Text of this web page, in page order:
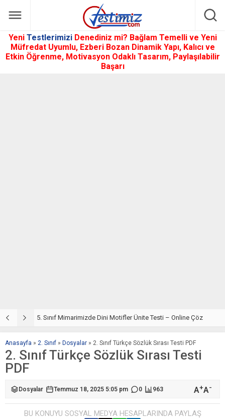
Yeni Testlerimizi Denediniz mi? Bağlam Temelli ve Yeni
Müfredat Uyumlu, Ezberi Bozan Dinamik Yapı, Kalıcı ve
Etkin Öğrenme, Motivasyon Odaklı Tasarım, Paylaşılabilir
Başarı
5. Sınıf Mimarimizde Dini Motifler Ünite Testi – Online Çöz
Anasayfa » 2. Sınıf » Dosyalar » 2. Sınıf Türkçe Sözlük Sırası Testi PDF
2. Sınıf Türkçe Sözlük Sırası Testi
PDF
Dosyalar Temmuz 18, 2025 5:05 pm 0 963 A+A-
BU KONUYU SOSYAL MEDYA HESAPLARINDA PAYLAŞ